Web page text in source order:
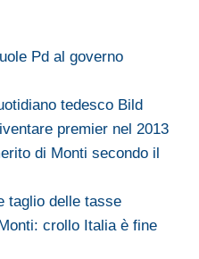
Pd al governo
tedesco Bild
premier nel 2013
di Monti secondo il
taglio delle tasse
crollo Italia è fine